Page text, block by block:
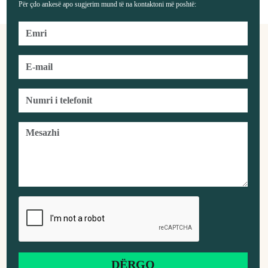
Për çdo ankesë apo sugjerim mund të na kontaktoni më poshtë: